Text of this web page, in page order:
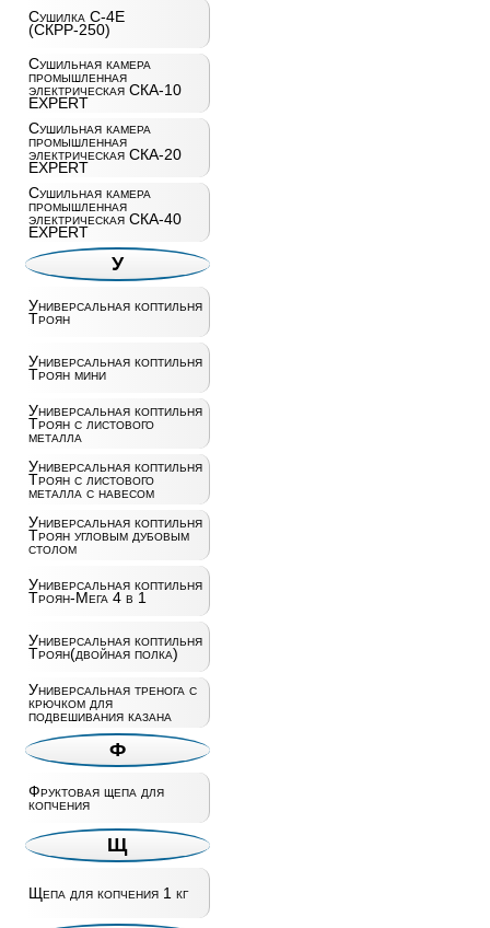
Сушилка С-4Е
(СКРР-250)
Сушильная камера
промышленная
электрическая СКА-10
EXPERT
Сушильная камера
промышленная
электрическая СКА-20
EXPERT
Сушильная камера
промышленная
электрическая СКА-40
EXPERT
У
Универсальная коптильня
Троян
Универсальная коптильня
Троян мини
Универсальная коптильня
Троян с листового
металла
Универсальная коптильня
Троян с листового
металла с навесом
Универсальная коптильня
Троян угловым дубовым
столом
Универсальная коптильня
Троян-Мега 4 в 1
Универсальная коптильня
Троян(двойная полка)
Универсальная тренога с
крючком для
подвешивания казана
Ф
Фруктовая щепа для
копчения
Щ
Щепа для копчения 1 кг